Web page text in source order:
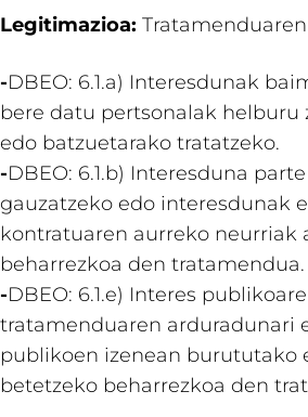
Legitimazioa:
-DBEO: 6.1.a) Interesdunak
bere datu pertsonalak helburu
edo batzuetarako tratatzeko.
-DBEO: 6.1.b) Interesduna
gauzatzeko edo interesdunak
kontratuaren aurreko neurriak
beharrezkoa den tratamendua.
-DBEO: 6.1.e) Interes
tratamenduaren arduradunari
publikoen izenean burututako
betetzeko beharrezkoa den